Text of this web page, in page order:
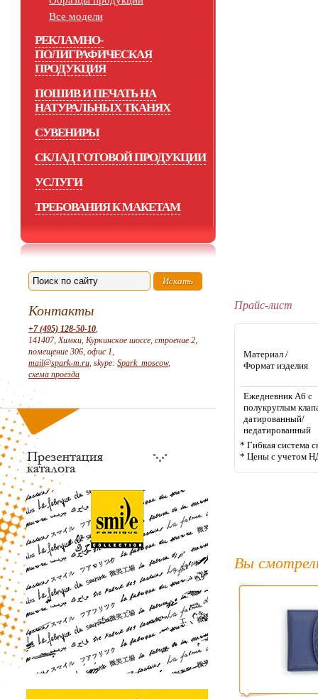
Все модели
РЕКЛАМНО-
ПОЛИГРАФИЧЕСКАЯ
ПРОДУКЦИЯ
ПОШИВ И ПЕЧАТЬ НА
НАТУРАЛЬНЫХ ТКАНЯХ
СУВЕНИРЫ
СКЛАД ГОТОВОЙ ПРОДУКЦИИ
УСЛУГИ
ТРЕБОВАНИЯ К МАКЕТАМ
Контакты
+7 (495) 128-50-10,
141407, Химки, Куркинское шоссе, строение 2,
помещение 306, офис 1,
mail@spark-m.ru, skype: Spark_moscow,
схема проезда
Прайс-лист
Материал /
Формат изделия
Ежедневник А6 с
полукруглым
датированный/
недатированный
* Гибкая система
* Цены с учетом
Вы